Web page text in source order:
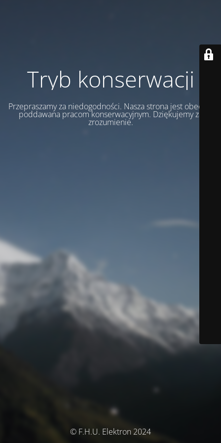
Tryb konserwacji
Przepraszamy za niedogodności. Nasza strona jest obecnie
poddawana pracom konserwacyjnym. Dziękujemy za
zrozumienie.
© F.H.U. Elektron 2024